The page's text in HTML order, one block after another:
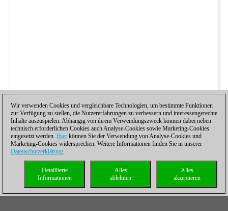
Wir verwenden Cookies und vergleichbare Technologien, um bestimmte Funktionen
zur Verfügung zu stellen, die Nutzererfahrungen zu verbessern und interessengerechte
Inhalte auszuspielen. Abhängig von ihrem Verwendungszweck können dabei neben
technisch erforderlichen Cookies auch Analyse-Cookies sowie Marketing-Cookies
eingesetzt werden. Hier können Sie der Verwendung von Analyse-Cookies und
Marketing-Cookies widersprechen. Weitere Informationen finden Sie in unserer
Datenschutzerklärung.
Alles
akzeptieren
Alles
ablehnen
Detaillierte
Informationen